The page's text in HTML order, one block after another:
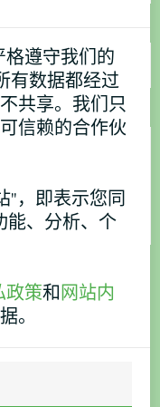
遵守我们的
有数据都经过
共享。我们只
信赖的合作伙
"，即表示您同
能、分析、个
政策和 网站内
。